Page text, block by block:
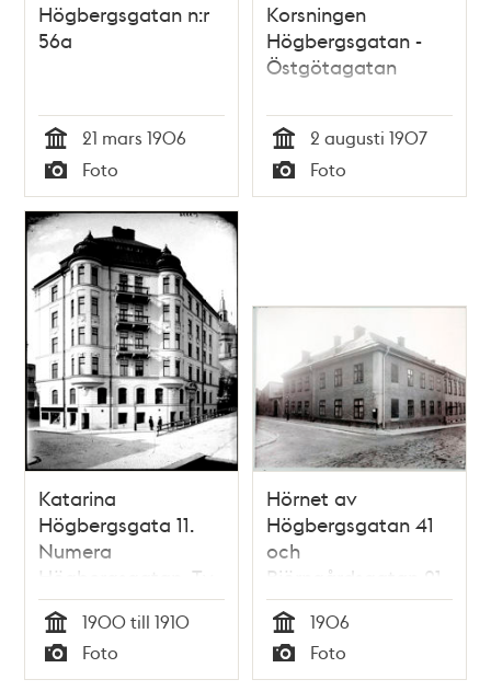
Högbergsgatan n:r
56a
Tid
21 mars 1906
Typ
Foto
Korsningen
Högbergsgatan -
Östgötagatan
Tid
2 augusti 1907
Typ
Foto
Katarina
Högbergsgata 11.
Numera
Högbergsgatan. T.v.
Nytorgsgatan
Tid
1900 till 1910
Typ
Foto
Hörnet av
Högbergsgatan 41
och
Björngårdsgatan 21
Tid
1906
Typ
Foto